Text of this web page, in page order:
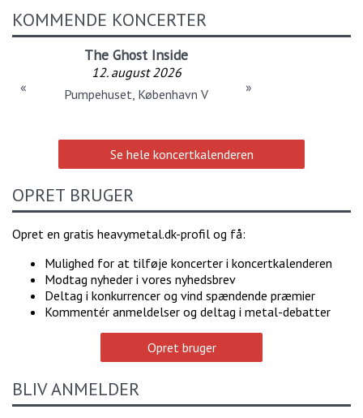
KOMMENDE KONCERTER
The Ghost Inside
12. august 2026
Pumpehuset, København V
« »
Se hele koncertkalenderen
OPRET BRUGER
Opret en gratis heavymetal.dk-profil og få:
Mulighed for at tilføje koncerter i koncertkalenderen
Modtag nyheder i vores nyhedsbrev
Deltag i konkurrencer og vind spændende præmier
Kommentér anmeldelser og deltag i metal-debatter
Opret bruger
BLIV ANMELDER